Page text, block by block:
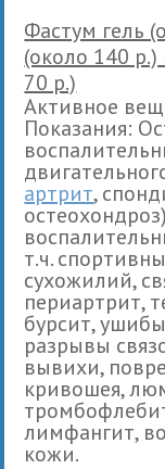
Фастум гель
(около 140
70 р.)
Активное
Показания:
артрит,
т.ч.
сухожилий,
периартрит,
бурсит,
разрывы
вывихи,
кривошея,
лимфангит,
кожи.